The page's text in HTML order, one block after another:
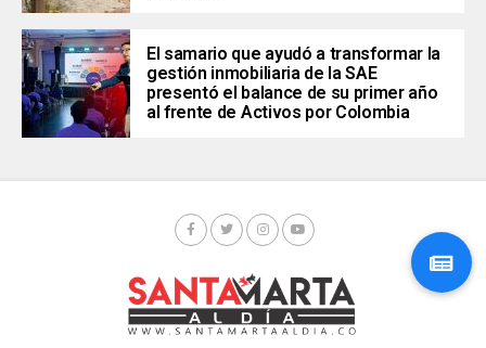
El samario que ayudó a transformar la
gestión inmobiliaria de la SAE
presentó el balance de su primer año
al frente de Activos por Colombia